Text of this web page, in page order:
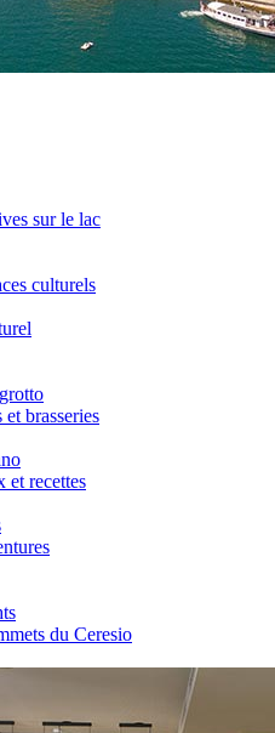
sur le lac
culturels
brasseries
et recettes
du Ceresio